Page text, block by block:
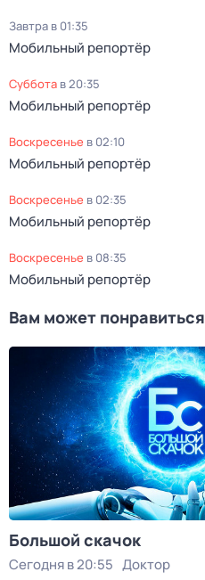
Завтра в 01:35
Мобильный репортёр
суббота в20:35
Мобильный репортёр
воскресенье в 02:10
Мобильный репортёр
воскресенье в 02:35
Мобильный репортёр
воскресенье в 08:35
Мобильный репортёр
Вам может понравиться
Большой скачок
Сегодня в 20:55 Доктор